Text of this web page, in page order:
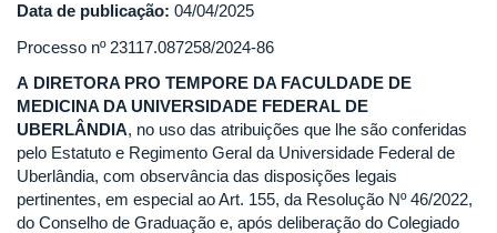
Data de publicação: 04/04/2025
Processo nº 23117.087258/2024-86
A DIRETORA PRO TEMPORE DA FACULDADE DE
MEDICINA DA UNIVERSIDADE FEDERAL DE
UBERLÂNDIA, no uso das atribuições que lhe são conferidas
pelo Estatuto e Regimento Geral da Universidade Federal de
Uberlândia, com observância das disposições legais
pertinentes, em especial ao Art. 155, da Resolução Nº 46/2022,
do Conselho de Graduação e, após deliberação do Colegiado